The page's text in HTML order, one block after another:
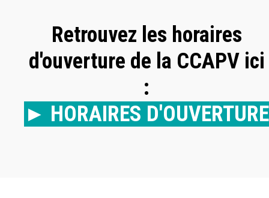
Retrouvez les horaires
d'ouverture de la CCAPV ici
:
► HORAIRES D'OUVERTURE